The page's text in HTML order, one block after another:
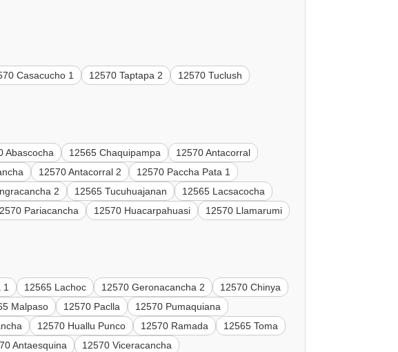
Casacucho 1 12570 Taptapa 2
12570 Tuclush
Abascocha 12565 Chaquipampa
12570 Antacorral
12570 Antacorral 2
12570 Paccha Pata 1
2 12565 Tucuhuajanan
12565 Lacsacocha
Pariacancha 12570 Huacarpahuasi
12570 Llamarumi
1 12565 Lachoc 12570 Geronacancha 2
12570 Chinya
Malpaso 12570 Paclla
12570 Pumaquiana
12570 Huallu Punco 12570 Ramada
12565 Toma
Antaesquina
12570 Viceracancha